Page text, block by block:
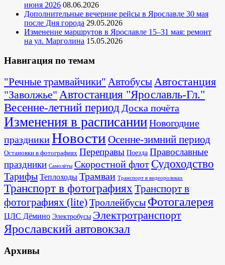
июня 2026 08.06.2026
Дополнительные вечерние рейсы в Ярославле 30 мая
после Дня города 29.05.2026
Изменение маршрутов в Ярославле 15–31 мая: ремонт
на ул. Марголина 15.05.2026
Навигация по темам
"Речные трамвайчики" АвтобусыАвтостанция
"Заволжье" Автостанция "Ярославль-Гл."
Весенне-летний период Доска почёта
Изменения в расписанииНовогодние
праздникиНовости Осенне-зимний период
Остановки в фотографиях Переправы Поезда Православные
праздники Самолёты Скоростной флот Судоходство
Тарифы Теплоходы Трамваи Транспорт в видеороликах
Транспорт в фотографияхТранспорт в
фотографиях (lite) Троллейбусы Фотогалерея
ЦЛС Дёмино Электробусы Электротранспорт
Ярославский автовокзал
Архивы